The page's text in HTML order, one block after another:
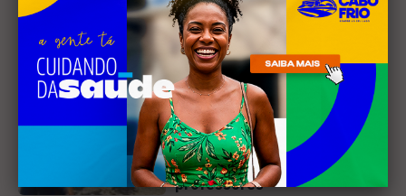
Leia Também
EDUCAÇÃO
Justiça determina que
Prefeitura de Cabo Frio
pague horas extras a
professores